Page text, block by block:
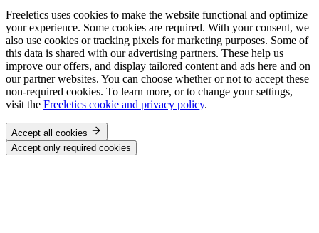
Freeletics uses cookies to make the website functional and optimize
your experience. Some cookies are required. With your consent, we
also use cookies or tracking pixels for marketing purposes. Some of
this data is shared with our advertising partners. These help us
improve our offers, and display tailored content and ads here and on
our partner websites. You can choose whether or not to accept these
non-required cookies. To learn more, or to change your settings,
visit the Freeletics cookie and privacy policy.
Accept all cookies
Accept only required cookies